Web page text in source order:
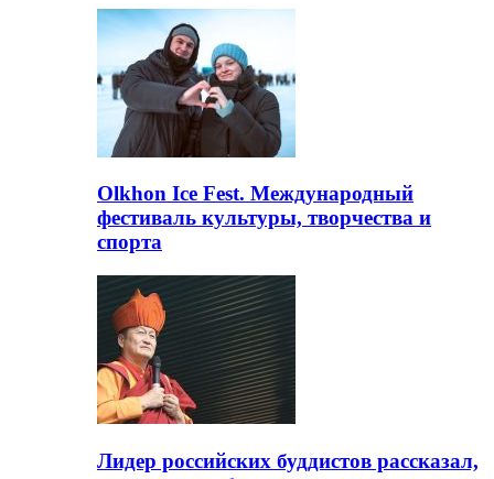
Olkhon Ice Fest. Международный
фестиваль культуры, творчества и
спорта
Лидер российских буддистов рассказал,